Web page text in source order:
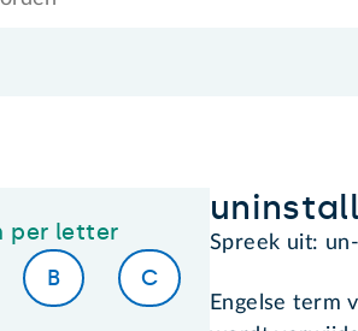
per letter
B C
uninstall
Spreek uit:
Engelse term